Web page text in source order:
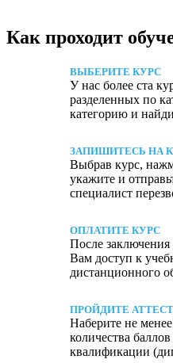
Как проходит
ВЫБЕРИТЕ КУРС
У нас более ста
разделенных по
категорию и
ЗАПИШИТЕСЬ НА
Выбрав курс,
укажите и
специалист
ОПЛАТИТЕ КУРС
После
Вам доступ к
дистанционного
ПРОЙДИТЕ
Наберите не
количества
квалификации